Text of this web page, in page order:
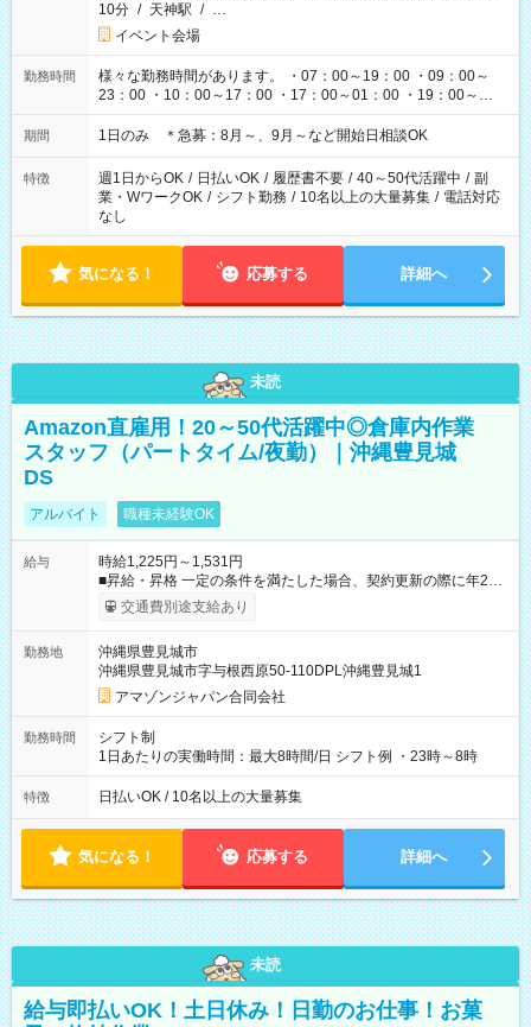
10分 / 天神駅 / …
イベント会場
勤務時間
様々な勤務時間があります。 ・07：00～19：00 ・09：00～
23：00 ・10：00～17：00 ・17：00～01：00 ・19：00～
03：00 etc イベント・ライブの開催時間によって変わりま
す。
期間 1日のみ ＊急募：8月～、9月～など開始日相談OK
特徴 週1日からOK / 日払いOK / 履歴書不要 / 40～50代活躍中 / 副
業・WワークOK / シフト勤務 / 10名以上の大量募集 / 電話対応
なし
気になる！ 応募する 詳細へ
未読
Amazon直雇用！20～50代活躍中◎倉庫内作業
スタッフ（パートタイム/夜勤）｜沖縄豊見城
DS
アルバイト 職種未経験OK
給与
時給1,225円～1,531円
■昇給・昇格 一定の条件を満たした場合、契約更新の際に年2回
まで昇給の機会があります。 ■正社員登用制度あり ※月末締/翌
月25日支払い ※時間外手当、別途支給 ※深夜割増賃金 (22:00～
☆Amazon直雇用で安定して働けます！ 【試用期間】試用期間
あり 試用期間の長さ：1週間 雇用形態、給与は本採用時と同じ
です。
交通費別途支給あり
勤務地
沖縄県豊見城市
沖縄県豊見城市字与根西原50-110DPL沖縄豊見城1
アマゾンジャパン合同会社
勤務時間
シフト制
1日あたりの実働時間：最大8時間/日 シフト例 ・23時～8時
特徴 日払いOK / 10名以上の大量募集
気になる！ 応募する 詳細へ
未読
給与即払いOK！土日休み！日勤のお仕事！お菓